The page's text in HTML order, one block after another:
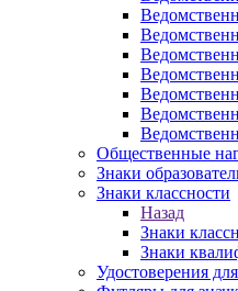
Общественные
Знаки
Знаки классности
Назад
Знаки
Знаки
Удостоверения